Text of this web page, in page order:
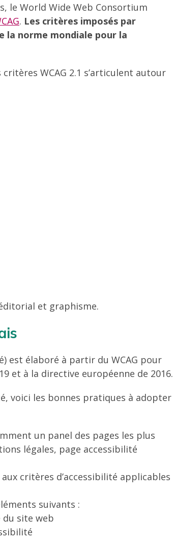
le World Wide Web Consortium
. Les critères imposés par
la norme mondiale pour la
WCAG 2.1 s’articulent autour
et graphisme.
est élaboré à partir du WCAG pour
et à la directive européenne de 2016.
voici les bonnes pratiques à adopter
un panel des pages les plus
légales, page accessibilité
critères d’accessibilité applicables
suivants :
du site web